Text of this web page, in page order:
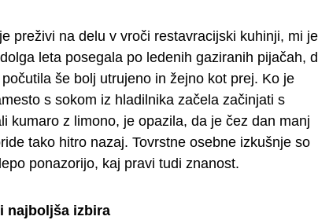
preživi na delu v vroči restavracijski kuhinji, mi je
leta posegala po ledenih gaziranih pijačah,
še bolj utrujeno in žejno kot prej. Ko je
s sokom iz hladilnika začela začinjati s
kumaro z limono, je opazila, da je čez dan manj
tako hitro nazaj. Tovrstne osebne izkušnje so
ponazorijo, kaj pravi tudi znanost.
najboljša izbira